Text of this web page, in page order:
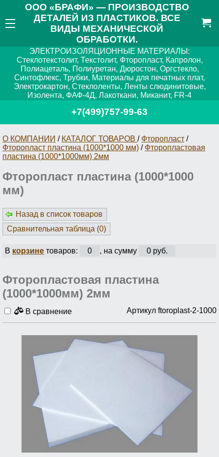
ООО «БРАФИ» — ПРОИЗВОДСТВО
ДЕТАЛЕЙ ИЗ ПЛАСТИКОВ. ВСЕ
ВИДЫ МЕХАНИЧЕСКОЙ
ОБРАБОТКИ.
ЭЛЕКТРОИЗОЛЯЦИОННЫЕ МАТЕРИАЛЫ:
Стеклотекстолит, Текстолит, Фторопласт, Капролон,
Полиацеталь, Полиуретан, Дюростон, Оргстекло,
Синтофлекс, Трубки, Материалы для печатных плат,
Электрокартон, Стеклоленты, Ленты слюдинитовые,
Изолента, ФАФ-4Д, Лакоткани, Миканит, FR-4
+7(499)757-99-63
О КОМПАНИИ / КАТАЛОГ ТОВАРОВ / Фторопласт /
Фторопласт пластина (1000*1000 мм) / Фторопластовая
пластина (1000*1000мм) 2мм
Фторопласт пластина (1000*1000
мм)
Назад в список товаров
Сравнительная таблица (0)
В корзинетоваров: 0 , на сумму 0 руб.
Фторопластовая пластина
(1000*1000мм) 2мм
В сравнение Артикул ftoroplast-2-1000